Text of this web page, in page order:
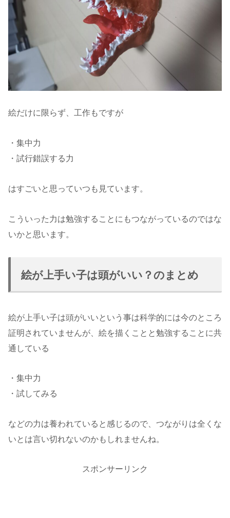
絵だけに限らず、工作もですが
・集中力
・試行錯誤する力
はすごいと思っていつも見ています。
こういった力は勉強することにもつながっているのではな
いかと思います。
絵が上手い子は頭がいい？のまとめ
絵が上手い子は頭がいいという事は科学的には今のところ
証明されていませんが、絵を描くことと勉強することに共
通している
・集中力
・試してみる
などの力は養われていると感じるので、つながりは全くな
いとは言い切れないのかもしれませんね。
スポンサーリンク